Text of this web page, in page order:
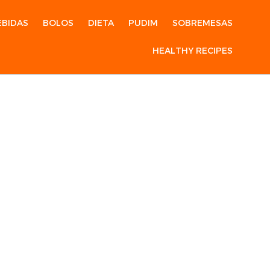
BOLOS DIETA PUDIM SOBREMESAS
HEALTHY RECIPES